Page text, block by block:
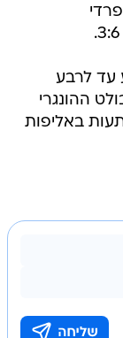
עד לרבע
ההונגרי
הפתעות באליפות